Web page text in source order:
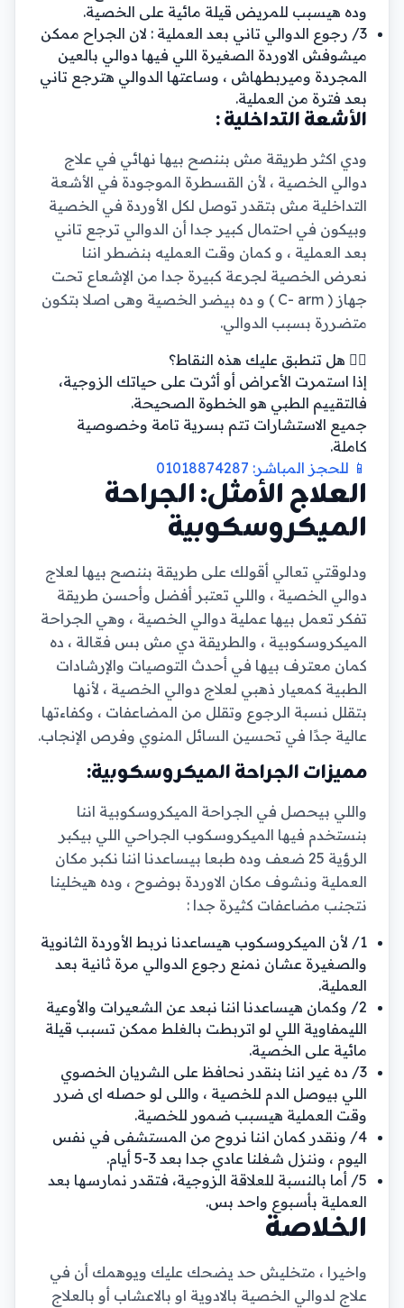
وده هيسبب للمريض قيلة مائية على الخصية.
3/ رجوع الدوالي تاني بعد العملية : لان الجراح ممكن
ميشوفش الاوردة الصغيرة اللي فيها دوالي بالعين
المجردة وميربطهاش ، وساعتها الدوالي هترجع تاني
بعد فترة من العملية.
الأشعة التداخلية :
ودي اكثر طريقة مش بننصح بيها نهائي في علاج
دوالي الخصية ، لأن القسطرة الموجودة في الأشعة
التداخلية مش بتقدر توصل لكل الأوردة في الخصية
وبيكون في احتمال كبير جدا أن الدوالي ترجع تاني
بعد العملية ، و كمان وقت العمليه بنضطر اننا
نعرض الخصية لجرعة كبيرة جدا من الإشعاع تحت
جهاز ( C- arm ) و ده بيضر الخصية وهى اصلا بتكون
متضررة بسبب الدوالي.
👨‍⚕️ هل تنطبق عليك هذه النقاط؟
إذا استمرت الأعراض أو أثرت على حياتك الزوجية،
فالتقييم الطبي هو الخطوة الصحيحة.
جميع الاستشارات تتم بسرية تامة وخصوصية
كاملة.
📱 للحجز المباشر: 01018874287
العلاج الأمثل: الجراحة
الميكروسكوبية
ودلوقتي تعالي أقولك على طريقة بننصح بيها لعلاج
دوالي الخصية ، واللي تعتبر أفضل وأحسن طريقة
تفكر تعمل بيها عملية دوالي الخصية ، وهي الجراحة
الميكروسكوبية ، والطريقة دي مش بس فعّالة ، ده
كمان معترف بيها في أحدث التوصيات والإرشادات
الطبية كمعيار ذهبي لعلاج دوالي الخصية ، لأنها
بتقلل نسبة الرجوع وتقلل من المضاعفات ، وكفاءتها
عالية جدًا في تحسين السائل المنوي وفرص الإنجاب.
مميزات الجراحة الميكروسكوبية:
واللي بيحصل في الجراحة الميكروسكوبية اننا
بنستخدم فيها الميكروسكوب الجراحي اللي بيكبر
الرؤية 25 ضعف وده طبعا بيساعدنا اننا نكبر مكان
العملية ونشوف مكان الاوردة بوضوح ، وده هيخلينا
نتجنب مضاعفات كثيرة جدا :
1/ لأن الميكروسكوب هيساعدنا نربط الأوردة الثانوية
والصغيرة عشان نمنع رجوع الدوالي مرة ثانية بعد
العملية.
2/ وكمان هيساعدنا اننا نبعد عن الشعيرات والأوعية
الليمفاوية اللي لو اتربطت بالغلط ممكن تسبب قيلة
مائية على الخصية.
3/ ده غير اننا بنقدر نحافظ على الشريان الخصوي
اللي بيوصل الدم للخصية ، واللى لو حصله اى ضرر
وقت العملية هيسبب ضمور للخصية.
4/ ونقدر كمان اننا نروح من المستشفى في نفس
اليوم ، وننزل شغلنا عادي جدا بعد 3-5 أيام.
5/ أما بالنسبة للعلاقة الزوجية، فتقدر نمارسها بعد
العملية بأسبوع واحد بس.
الخلاصة
واخيرا ، متخليش حد يضحك عليك ويوهمك أن في
علاج لدوالي الخصية بالادوية او بالاعشاب أو بالعلاج